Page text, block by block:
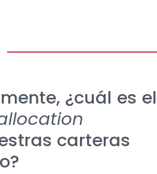
¿cuál es
carteras